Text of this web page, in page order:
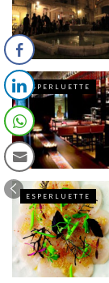
ESPERLUETTE
ESPERLUETTE